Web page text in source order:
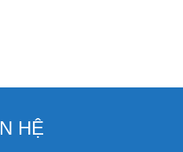
HỆ